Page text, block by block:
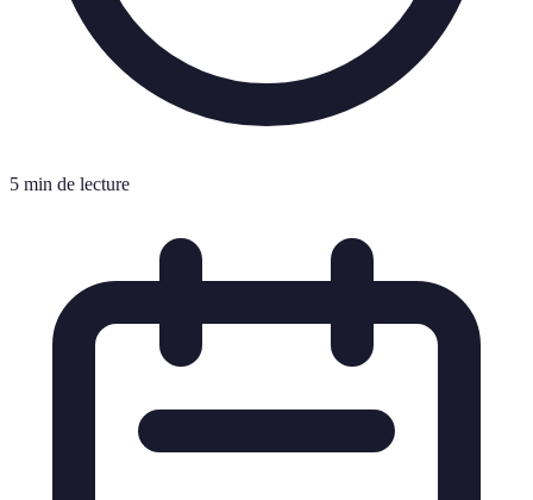
5 min de lecture